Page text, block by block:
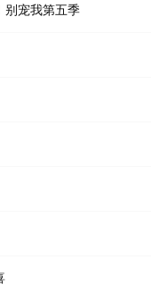
们今后的人生道路。十
己不老秘密时，接连出现
里与顾星辰再次相遇相
别宠我第五季